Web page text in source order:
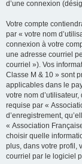
d’une connexion
Votre compte
par « votre nom
connexion à votre
une adresse courriel
courriel »). Vos
Classe M & 10 » sont
applicables dans le
votre nom
requise par «
d’enregistrement,
« Association
choisir quelle
plus, dans votre profil,
courriel par le logiciel